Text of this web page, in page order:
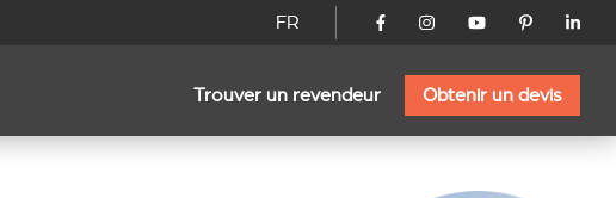
FR
Trouver un revendeur Obtenir un devis